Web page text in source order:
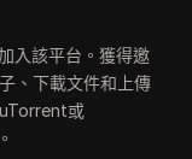
入該平台。獲得邀
、下載文件和上傳
或